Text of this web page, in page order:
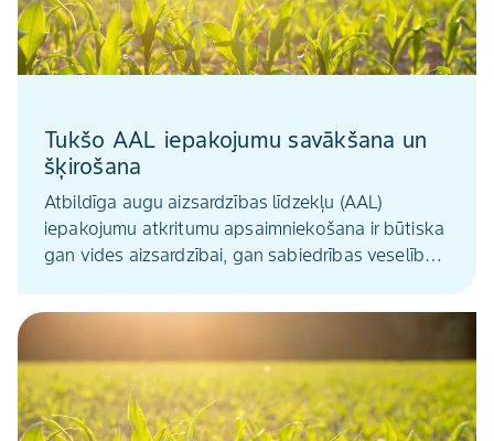
Tukšo AAL iepakojumu savākšana un
šķirošana
Atbildīga augu aizsardzības līdzekļu (AAL)
iepakojumu atkritumu apsaimniekošana ir būtiska
gan vides aizsardzībai, gan sabiedrības veselībai.
šķirošana samazina potenciālo piesārņojumu un